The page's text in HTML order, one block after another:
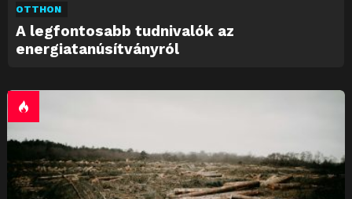
OTTHON
A legfontosabb tudnivalók az
energiatanúsítványról